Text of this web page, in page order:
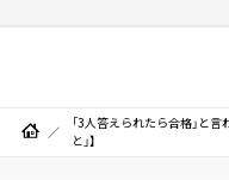
「3人答えられたら合格」と
と」】